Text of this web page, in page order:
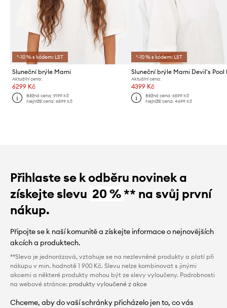
*-10 % s kódem: LST
Sluneční brýle Marni
Aktuální cena:
6299 Kč
Běžná cena:9199 Kč
Nejnižší cena:6599 Kč
*-10 % s kódem: LST
Sluneční brýle Marni Devil's Pool
Aktuální cena:
4399 Kč
Běžná cena: 6599 Kč
Nejnižší cena: 4699 Kč
Přihlaste se k odběru novinek a
získejte slevu 20 %** na svůj první
nákup.
Připojte se k naší komunitě a získejte informace o nejnovějších
akcích a produktech.
**Sleva je jednorázová, vztahuje se na nezlevněné produkty a platí při
nákupu v min. hodnotě 1 900 Kč. Slevu nelze kombinovat s jinými
akcemi a některé produkty mohou být ze slevy vyloučeny. Podrobnosti
na webové stránce: produkty vyloučené z akce
Chceme, aby do vaší schránky přicházelo jen to, co vás